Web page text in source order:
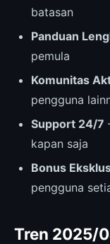
batasan
Panduan
pemula
Komunitas
pengguna
Support 24/7
kapan saja
Bonus
pengguna
Tren 2025/